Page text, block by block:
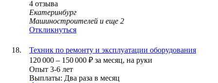
4 отзыва
Екатеринбург
Машиностроителей и еще 2
Откликнуться
Техник по ремонту и эксплуатации оборудования
120 000 – 150 000 ₽ за месяц, на руки
Опыт 3-6 лет
Выплаты: Два раза в месяц